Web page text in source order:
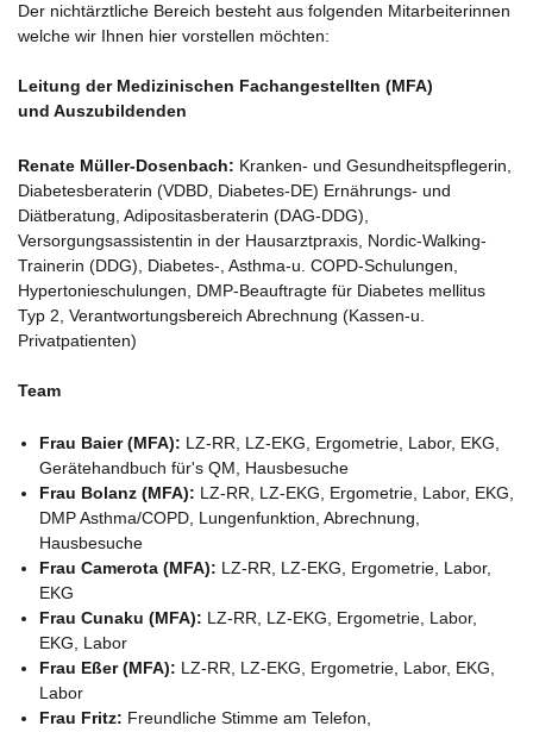
Der nichtärztliche Bereich besteht aus folgenden Mitarbeiterinnen
welche wir Ihnen hier vorstellen möchten:
Leitung der Medizinischen Fachangestellten (MFA)
und Auszubildenden
Renate Müller-Dosenbach: Kranken- und Gesundheitspflegerin,
Diabetesberaterin (VDBD, Diabetes-DE) Ernährungs- und
Diätberatung, Adipositasberaterin (DAG-DDG),
Versorgungsassistentin in der Hausarztpraxis, Nordic-Walking-
Trainerin (DDG), Diabetes-, Asthma-u. COPD-Schulungen,
Hypertonieschulungen, DMP-Beauftragte für Diabetes mellitus
Typ 2, Verantwortungsbereich Abrechnung (Kassen-u.
Privatpatienten)
Team
Frau Baier (MFA): LZ-RR, LZ-EKG, Ergometrie, Labor, EKG,
Gerätehandbuch für's QM, Hausbesuche
Frau Bolanz (MFA): LZ-RR, LZ-EKG, Ergometrie, Labor, EKG,
DMP Asthma/COPD, Lungenfunktion, Abrechnung,
Hausbesuche
Frau Camerota (MFA): LZ-RR, LZ-EKG, Ergometrie, Labor,
EKG
Frau Cunaku (MFA): LZ-RR, LZ-EKG, Ergometrie, Labor,
EKG, Labor
Frau Eßer (MFA): LZ-RR, LZ-EKG, Ergometrie, Labor, EKG,
Labor
Frau Fritz: Freundliche Stimme am Telefon,